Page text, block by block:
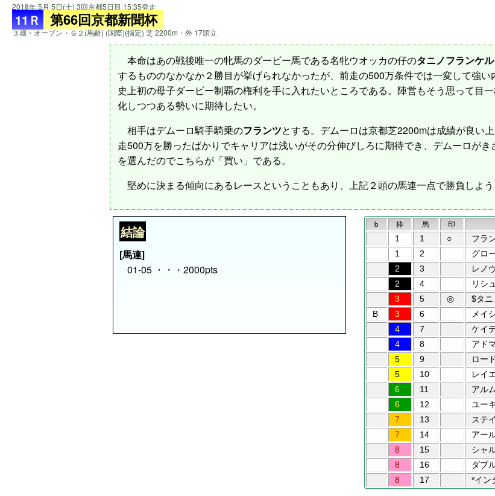
2018年 5月 5日(土) 3回京都5日目 15:35発走
11Ｒ 第66回京都新聞杯
３歳・オープン・Ｇ２(馬齢) (国際)(指定) 芝 2200m・外 17頭立
本命はあの戦後唯一の牝馬のダービー馬である名牝ウオッカの仔のタニノフランケル
するもののなかなか２勝目が挙げられなかったが、前走の500万条件では一変して強
史上初の母子ダービー制覇の権利を手に入れたいところである。陣営もそう思って目
化しつつある勢いに期待したい。
相手はデムーロ騎手騎乗のフランツとする。デムーロは京都芝2200mは成績が良い
走500万を勝ったばかりでキャリアは浅いがその分伸びしろに期待でき、デムーロが
を選んだのでこちらが「買い」である。
堅めに決まる傾向にあるレースということもあり、上記２頭の馬連一点で勝負しよう
結論
[馬連]
01-05 ・・・2000pts
b 枠 馬 印
1
1 ○ フラ
1
2 グロ
2
3 レノ
2
4 リシ
3
5 ◎ $タニ
B
3 6 メイ
4
7 ケイ
4
8 アド
5
9 ロー
5
10 レイ
6
11 アル
6
12 ユー
7
13 ステ
7
14 アー
8
15 シャ
8
16 ダブ
8
17 *イン